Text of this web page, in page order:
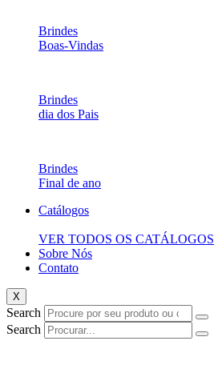
Brindes
Boas-Vindas
Brindes
dia dos Pais
Brindes
Final de ano
Catálogos
VER TODOS OS CATÁLOGOS
Sobre Nós
Contato
X
Search
Search